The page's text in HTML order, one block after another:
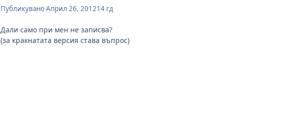
ПубликуваноАприл 26, 201214 гд
Дали само при мен не записва?
(за кракнатата версия става въпрос)